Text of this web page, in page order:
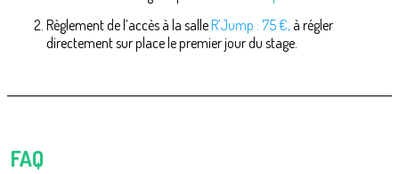
Règlement de l’accès à la salleR’Jump : 75 €, à régler
directement sur place le premier jour du stage.
FAQ